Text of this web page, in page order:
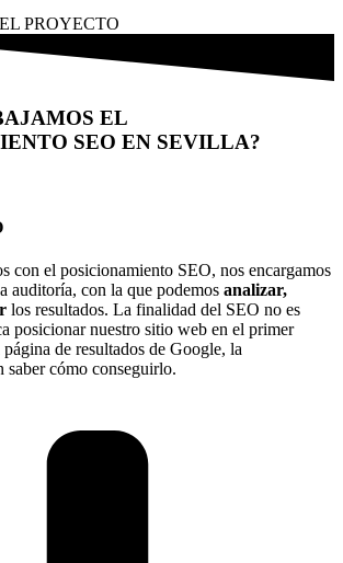
PROYECTO
EL
SEO EN SEVILLA?
con el posicionamiento SEO, nos encargamos
auditoría, con la que podemos analizar,
los resultados. La finalidad del SEO no es
posicionar nuestro sitio web en el primer
de resultados de Google, la
saber cómo conseguirlo.